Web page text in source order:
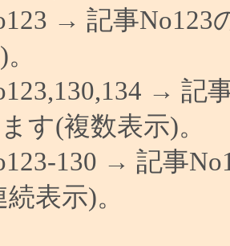
→ 記事No123
→ 記
す(複数表示)。
130 → 記事
続表示)。